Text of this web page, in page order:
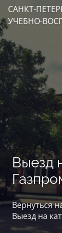
САНКТ-
УЧЕБНО-
Выезд
Вернуться
Выезд на